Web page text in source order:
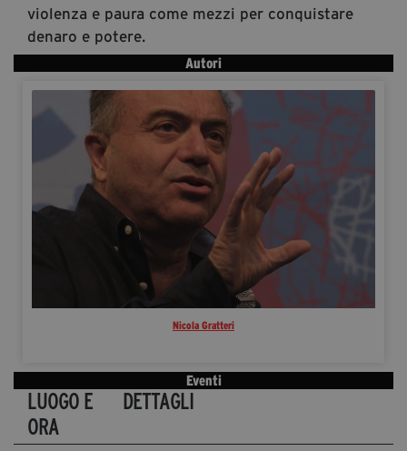
violenza e paura come mezzi per conquistare
denaro e potere.
Autori
Nicola Gratteri
Eventi
LUOGO E
ORA
DETTAGLI